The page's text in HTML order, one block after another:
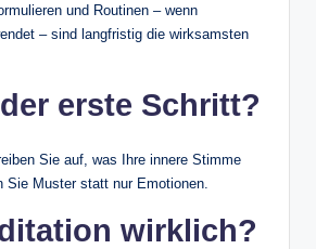
und Routinen – wenn
– sind langfristig die wirksamsten
erste Schritt?
Sie auf, was Ihre innere Stimme
Sie Muster statt nur Emotionen.
wirklich?